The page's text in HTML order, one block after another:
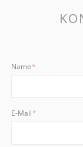
Pflichtfeld
Name*
Pflichtfeld
E-Mail*